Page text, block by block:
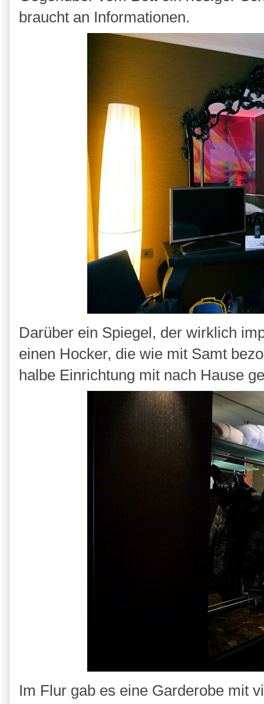
braucht an Informationen.
Darüber ein Spiegel, der wirklich
einen Hocker, die wie mit Samt
halbe Einrichtung mit nach Hause
Im Flur gab es eine Garderobe mit